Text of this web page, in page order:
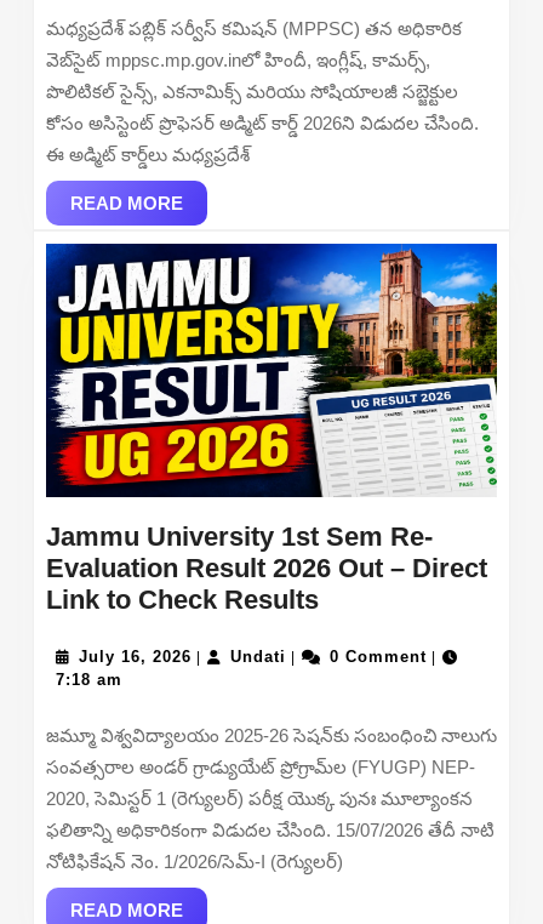
Card
2026
Out
–
Download
Various
Subjects
@mppsc.mp.gov.in
మధ్యప్రదేశ్ పబ్లిక్ సర్వీస్ కమిషన్ (MPPSC) తన అధికారిక
వెబ్‌సైట్ mppsc.mp.gov.inలో హిందీ, ఇంగ్లీష్, కామర్స్,
పొలిటికల్ సైన్స్, ఎకనామిక్స్ మరియు సోషియాలజీ సబ్జెక్టుల
కోసం అసిస్టెంట్ ప్రొఫెసర్ అడ్మిట్ కార్డ్ 2026ని విడుదల చేసింది.
ఈ అడ్మిట్ కార్డ్‌లు మధ్యప్రదేశ్
READ MOREREAD
MORE
Jammu University 1st Sem Re-
Evaluation Result 2026 Out – Direct
Link to Check ResultsJammu
1st
Re-
Evaluation
Result
2026
Out
July 16, 2026 July
| Undati Undati
| 0 Comment |
7:18 am
జమ్మూ విశ్వవిద్యాలయం 2025-26 సెషన్‌కు సంబంధించి నాలుగు
సంవత్సరాల అండర్ గ్రాడ్యుయేట్ ప్రోగ్రామ్‌ల (FYUGP) NEP-
2020, సెమిస్టర్ 1 (రెగ్యులర్) పరీక్ష యొక్క పునః మూల్యాంకన
ఫలితాన్ని అధికారికంగా విడుదల చేసింది. 15/07/2026 తేదీ నాటి
నోటిఫికేషన్ నెం. 1/2026/సెమ్-I (రెగ్యులర్)
READ MOREREAD